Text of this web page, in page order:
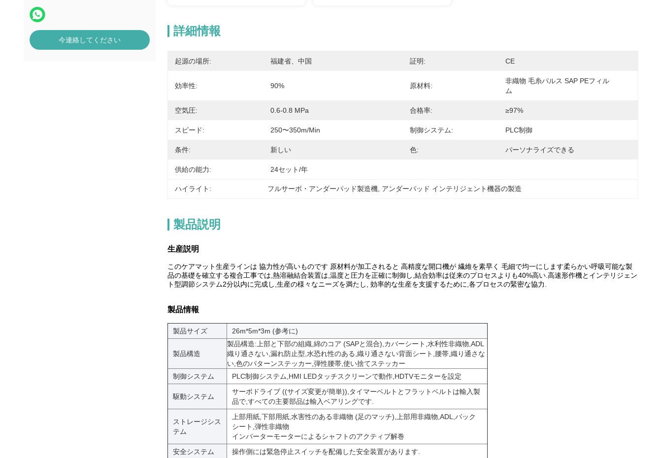
今連絡してください
詳細情報
起源の場所: 福建省、中国 証明: CE
効率性: 90% 原材料:
非織物 毛糸パルス SAP PEフィル
ム
空気圧: 0.6-0.8 MPa 合格率: ≥97%
スピード: 250〜350m/min 制御システム: PLC制御
条件: 新しい 色: パーソナライズできる
供給の能力: 24セット/年
ハイライト: フルサーボ・アンダーパッド製造機 アンダーパッド インテリジェント機器の製造
製品説明
生産説明
このケアマット生産ラインは 協力性が高いものです 原材料が加工されると 高精度な開口機が 繊維を素早く 毛細で均一にします柔らかい呼吸可能な製
品の基礎を確立する複合工事では,熱溶融結合装置は,温度と圧力を正確に制御し,結合効率は従来のプロセスよりも40%高い.高速形作機とインテリジェン
ト型調節システム2分以内に完成し,生産の様々なニーズを満たし, 効率的な生産を支援するために,各プロセスの緊密な協力.
製品情報
製品サイズ 26m*5m*3m (参考に)
製品構造
製品構造: 上部と下部の組織,綿のコア (SAPと混合),カバーシート,水利性非織物,ADL
織り通さない,漏れ防止型,水恐れ性のある,織り通さない背面シート,腰帯,織り通さな
い,色のパターンステッカー,弾性腰帯,使い捨てステッカー
制御システム
PLC制御システム,HMI LEDタッチスクリーンで動作,HDTVモニターを設定
駆動システム
サーボドライブ ((サイズ変更が簡単)),タイマーベルトとフラットベルトは輸入製
品で,すべての主要部品は輸入ベアリングです.
ストレージシス
テム
上部用紙,下部用紙,水害性のある非織物 (足のマッチ),上部用非織物,ADL,バック
シート,弾性非織物
インバーターモーターによるシャフトのアクティブ解巻
安全システム
操作側には緊急停止スイッチを配備した安全装置があります.